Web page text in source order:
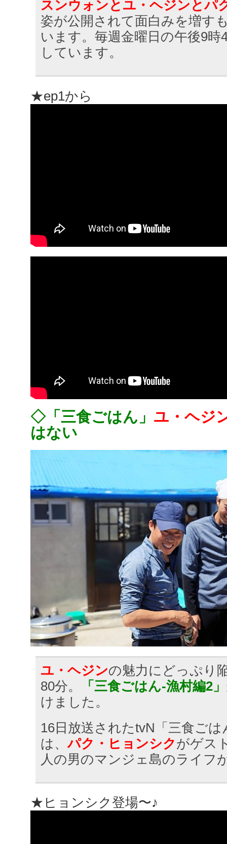
スンウォンとユ・ヘジンとパ
姿が公開されて面白みを増す
います。毎週金曜日の午後9時
しています。
★ep1から
◇「三食ごはん」 ユ・ヘジ
はない
ユ・ヘジンの魅力にどっぷり
80分。
「三食ごはん-漁村編2」
けました。
16日放送されたtvN「三食ご
は、パク・ヒョンシクがゲス
人の男のマンジェ島のライフ
★ヒョンシク登場〜♪